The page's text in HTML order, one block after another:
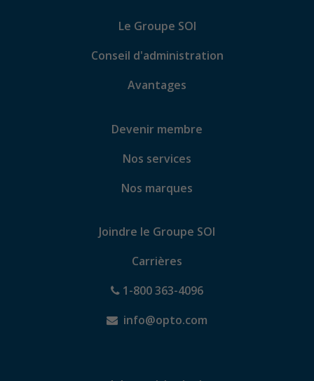
Le Groupe SOI
Conseil d'administration
Avantages
Devenir membre
Nos services
Nos marques
Joindre le Groupe SOI
Carrières
1-800 363-4096
info@opto.com